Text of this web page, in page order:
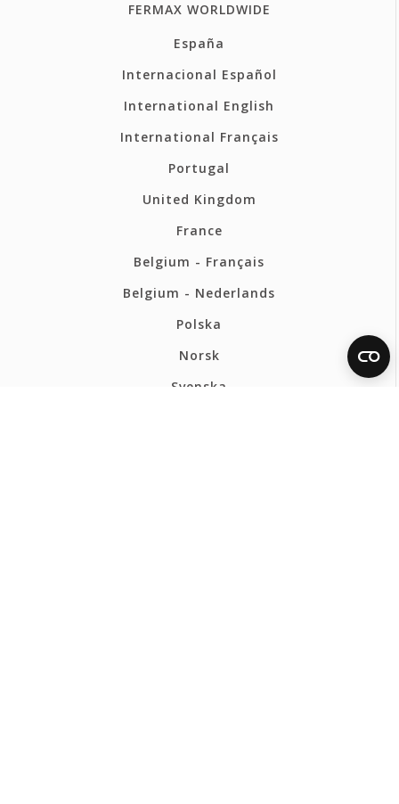
FERMAX WORLDWIDE
España
Internacional Español
International English
International Français
Portugal
United Kingdom
France
Belgium - Français
Belgium - Nederlands
Polska
Norsk
Svenska